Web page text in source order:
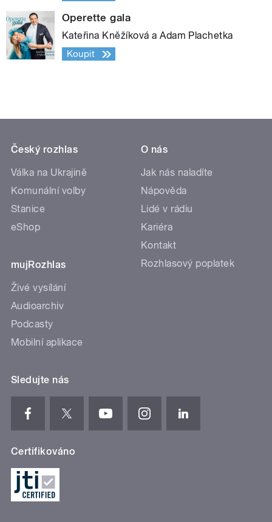
Operette gala
Kateřina Kněžíková a Adam Plachetka
Koupit
Český rozhlas
Válka na Ukrajině
Komunální volby
Stanice
eShop
mujRozhlas
Živé vysílání
Audioarchiv
Podcasty
Mobilní aplikace
O nás
Jak nás naladíte
Nápověda
Lidé v rádiu
Kariéra
Kontakt
Rozhlasový poplatek
Sledujte nás
Certifikováno